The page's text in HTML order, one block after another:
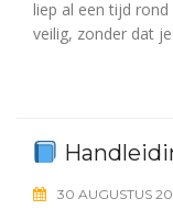
liep al een tijd
veilig, zonder dat
30 AUGUSTUS